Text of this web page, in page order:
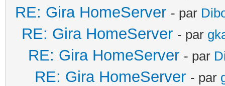
RE: Gira HomeServer - par
RE: Gira HomeServer - par
RE: Gira HomeServer - par
RE: Gira HomeServer - par